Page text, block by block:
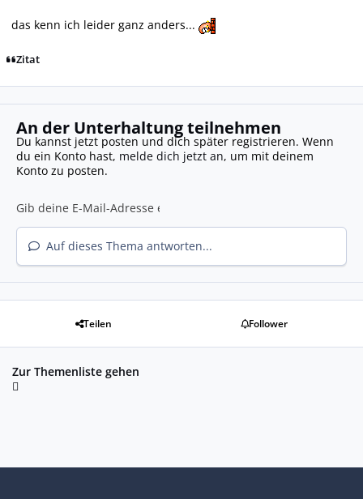
das kenn ich leider ganz anders...
Zitat
An der Unterhaltung teilnehmen
Du kannst jetzt posten und dich später registrieren. Wenn
du ein Konto hast, melde dich jetzt an, um mit deinem
Konto zu posten.
Auf dieses Thema antworten...
Teilen Follower
Zur Themenliste gehen